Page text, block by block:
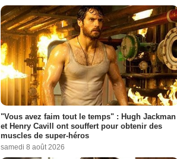
"Vous avez faim tout le temps" : Hugh Jackman
et Henry Cavill ont souffert pour obtenir des
muscles de super-héros
samedi 8 août 2026